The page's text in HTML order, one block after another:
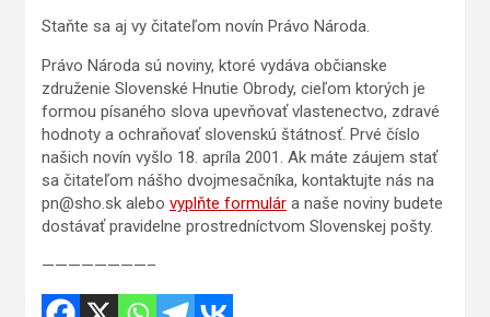
Staňte sa aj vy čitateľom novín Právo Národa.
Právo Národa sú noviny, ktoré vydáva občianske
združenie Slovenské Hnutie Obrody, cieľom ktorých je
formou písaného slova upevňovať vlastenectvo, zdravé
hodnoty a ochraňovať slovenskú štátnosť. Prvé číslo
našich novín vyšlo 18. apríla 2001. Ak máte záujem stať
sa čitateľom nášho dvojmesačníka, kontaktujte nás na
pn@sho.sk alebo vyplňte formulár a naše noviny budete
dostávať pravidelne prostredníctvom Slovenskej pošty.
————————–